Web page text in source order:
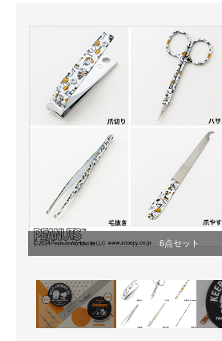
モノづくり技術者専門サイト
エレクトロニクス専門サイト
電子設計の基本と応用
エネルギーの専門メディア
建設×テクノロジーの最前線
ちょっと気になるネットの話題
6点セット